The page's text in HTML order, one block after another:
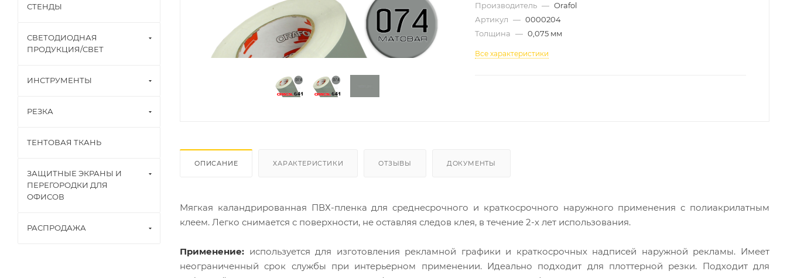
Производитель — Orafol
Артикул — 0000204
Толщина — 0,075 мм
Все характеристики
ОПИСАНИЕ ХАРАКТЕРИСТИКИ ОТЗЫВЫ ДОКУМЕНТЫ
Мягкая каландрированная ПВХ-пленка для среднесрочного и краткосрочного наружного применения с полиакрилатным
клеем. Легко снимается с поверхности, не оставляя следов клея, в течение 2-х лет использования.
Применение: используется для изготовления рекламной графики и краткосрочных надписей наружной рекламы. Имеет
неограниченный срок службы при интерьерном применении. Идеально подходит для плоттерной резки. Подходит для
СТЕНДЫ
СВЕТОДИОДНАЯ
ПРОДУКЦИЯ/СВЕТ
ИНСТРУМЕНТЫ
РЕЗКА
ТЕНТОВАЯ ТКАНЬ
ЗАЩИТНЫЕ ЭКРАНЫ И
ПЕРЕГОРОДКИ ДЛЯ
ОФИСОВ
РАСПРОДАЖА